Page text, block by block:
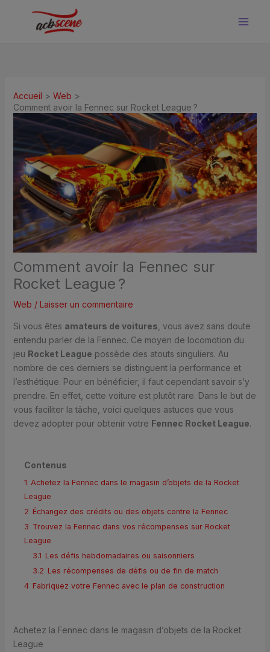
Accueil
Web
Comment avoir la Fennec sur Rocket League ?
Comment avoir la Fennec sur
Rocket League ?
Web / Laisser un commentaire
Si vous êtes amateurs de voitures , vous avez sans doute
entendu parler de la Fennec. Ce moyen de locomotion du
jeu Rocket League possède des atouts singuliers. Au
nombre de ces derniers se distinguent la performance et
l’esthétique. Pour en bénéficier, il faut cependant savoir s’y
prendre. En effet, cette voiture est plutôt rare. Dans le but de
vous faciliter la tâche, voici quelques astuces que vous
devez adopter pour obtenir votre Fennec Rocket League.
Contenus
1 Achetez la Fennec dans le magasin d’objets de la Rocket
League
2 Échangez des crédits ou des objets contre la Fennec
3 Trouvez la Fennec dans vos récompenses sur Rocket
League
3.1 Les défis hebdomadaires ou saisonniers
3.2 Les récompenses de défis ou de fin de match
4 Fabriquez votre Fennec avec le plan de construction
Achetez la Fennec dans le magasin d’objets de la Rocket
League